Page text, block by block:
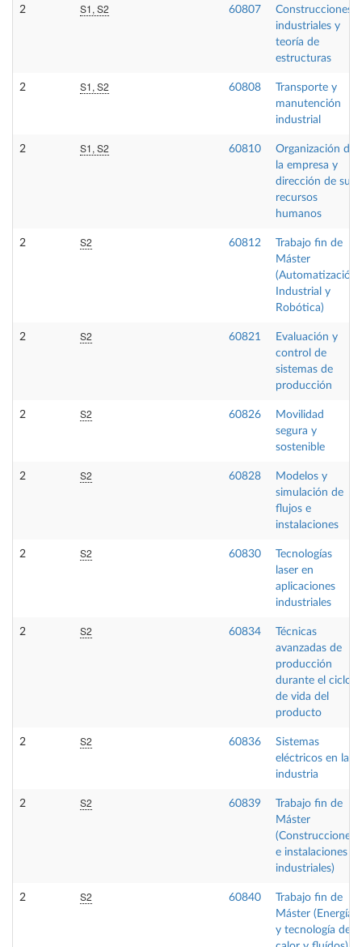
2 S1, S2 60807
Construcciones
industriales y
teoría de
estructuras
2 S1, S2 60808
Transporte y
manutención
industrial
2 S1, S2 60810
Organización de
la empresa y
dirección de sus
recursos
humanos
2 S2 60812
Trabajo fin de
Máster
(Automatización
Industrial y
Robótica)
2 S2 60821
Evaluación y
control de
sistemas de
producción
2 S2 60826
Movilidad
segura y
sostenible
2 S2 60828
Modelos y
simulación de
flujos e
instalaciones
2 S2 60830
Tecnologías
laser en
aplicaciones
industriales
2 S2 60834
Técnicas
avanzadas de
producción
durante el ciclo
de vida del
producto
2 S2 60836
Sistemas
eléctricos en la
industria
2 S2 60839
Trabajo fin de
Máster
(Construcciones
e instalaciones
industriales)
2 S2 60840
Trabajo fin de
Máster (Energía
y tecnología de